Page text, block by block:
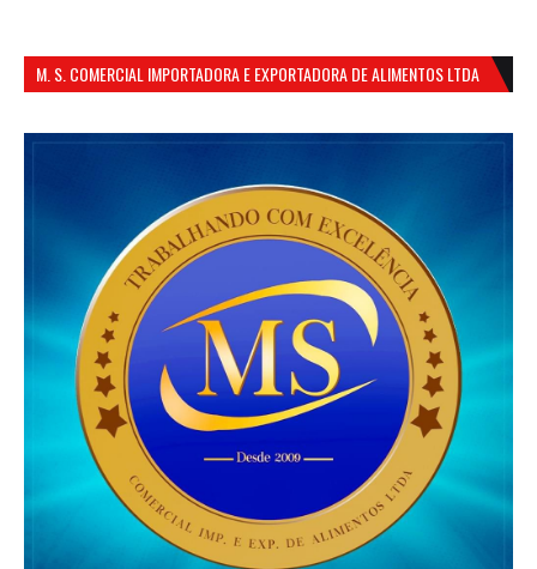
M. S. COMERCIAL IMPORTADORA E EXPORTADORA DE ALIMENTOS LTDA